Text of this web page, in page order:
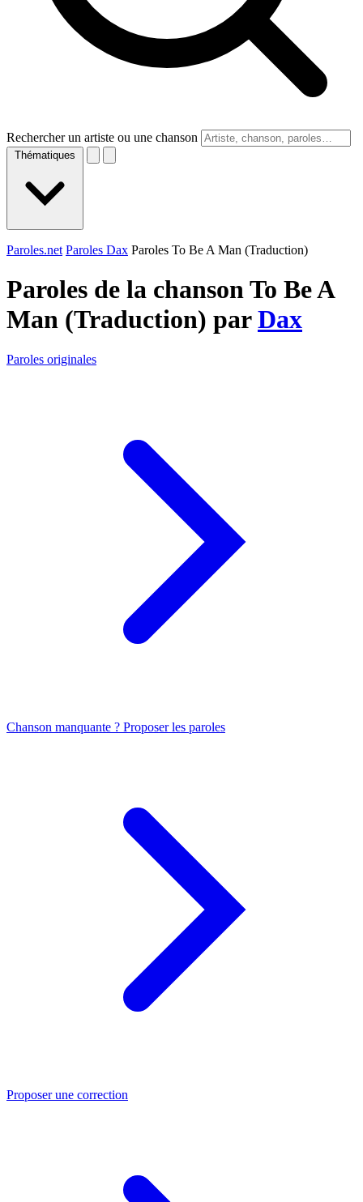
Rechercher un artiste ou une chanson
Thématiques
Paroles.net Paroles Dax Paroles To Be A Man (Traduction)
Paroles de la chanson To Be A
Man (Traduction) parDax
Paroles originales
Chanson manquante ? Proposer les paroles
Proposer une correction